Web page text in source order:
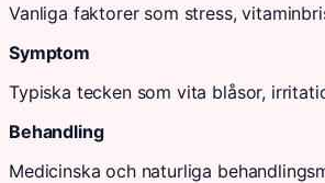
Vanliga faktorer som stress,
Symptom
Typiska tecken som vita blåsor,
Behandling
Medicinska och naturliga